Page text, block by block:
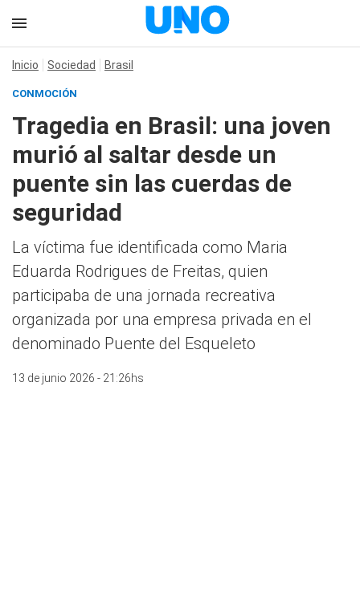
Inicio Sociedad Brasil
CONMOCIÓN
Tragedia en Brasil: una joven
murió al saltar desde un
puente sin las cuerdas de
seguridad
La víctima fue identificada como Maria
Eduarda Rodrigues de Freitas, quien
participaba de una jornada recreativa
organizada por una empresa privada en el
denominado Puente del Esqueleto
13 de junio 2026 - 21:26hs